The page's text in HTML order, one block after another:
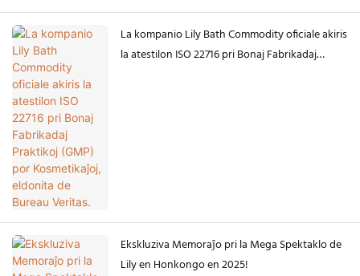
La kompanio Lily Bath Commodity oficiale akiris
la atestilon ISO 22716 pri Bonaj Fabrikadaj
Ekskluziva Memoraĵo pri la Mega Spektaklo de
Lily en Honkongo en 2025!